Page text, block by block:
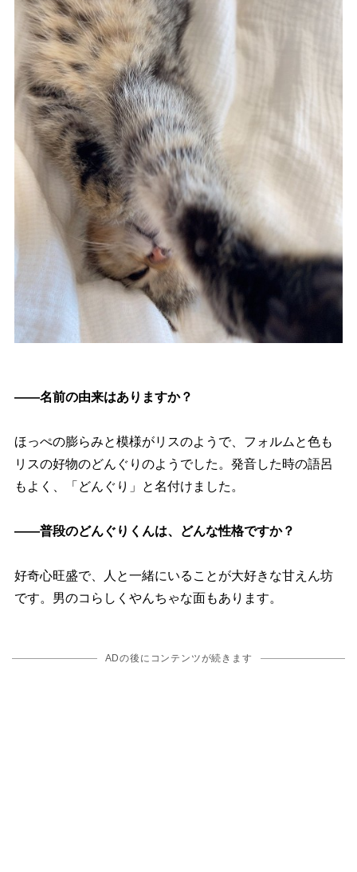
――名前の由来はありますか？
ほっぺの膨らみと模様がリスのようで、フォルムと色も
リスの好物のどんぐりのようでした。発音した時の語呂
もよく、「どんぐり」と名付けました。
――普段のどんぐりくんは、どんな性格ですか？
好奇心旺盛で、人と一緒にいることが大好きな甘えん坊
です。男のコらしくやんちゃな面もあります。
ADの後にコンテンツが続きます